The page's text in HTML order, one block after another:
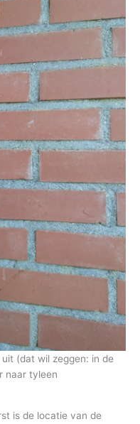
uit (dat wil zeggen: in de
naar tyleen
is de locatie van de